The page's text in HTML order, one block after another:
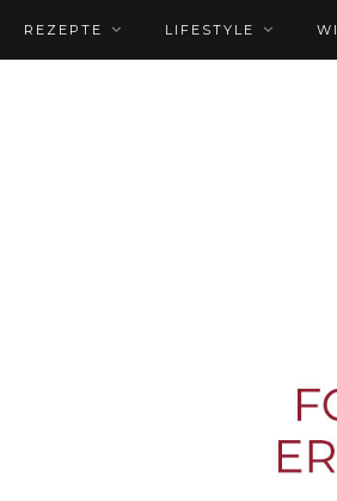
REZEPTE LIFESTYLE